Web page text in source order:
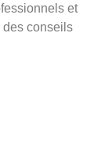
et
conseils